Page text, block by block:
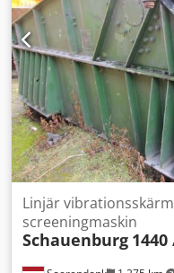
Linjär
screeningmaskin
Schauenburg 1440